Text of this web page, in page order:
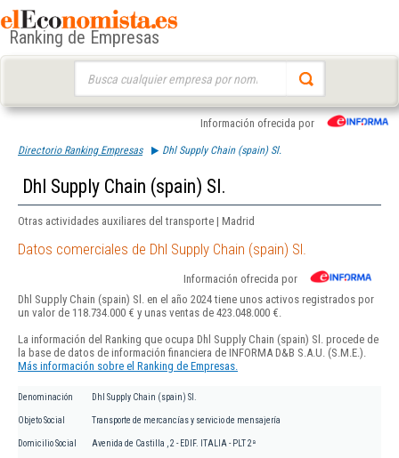
Ranking de Empresas
Información ofrecida por
Directorio Ranking Empresas Dhl Supply Chain (spain) Sl.
Dhl Supply Chain (spain) Sl.
Otras actividades auxiliares del transporte | Madrid
Datos comerciales de Dhl Supply Chain (spain) Sl.
Información ofrecida por
Dhl Supply Chain (spain) Sl. en el año 2024 tiene unos activos registrados por
un valor de 118.734.000 € y unas ventas de 423.048.000 €.
La información del Ranking que ocupa Dhl Supply Chain (spain) Sl. procede de
la base de datos de información financiera de INFORMA D&B S.A.U. (S.M.E.).
Más información sobre el Ranking de Empresas.
Denominación Dhl Supply Chain (spain) Sl.
Objeto Social Transporte de mercancías y servicio de mensajería
Domicilio Social Avenida de Castilla , 2 - EDIF. ITALIA - PLT 2ª